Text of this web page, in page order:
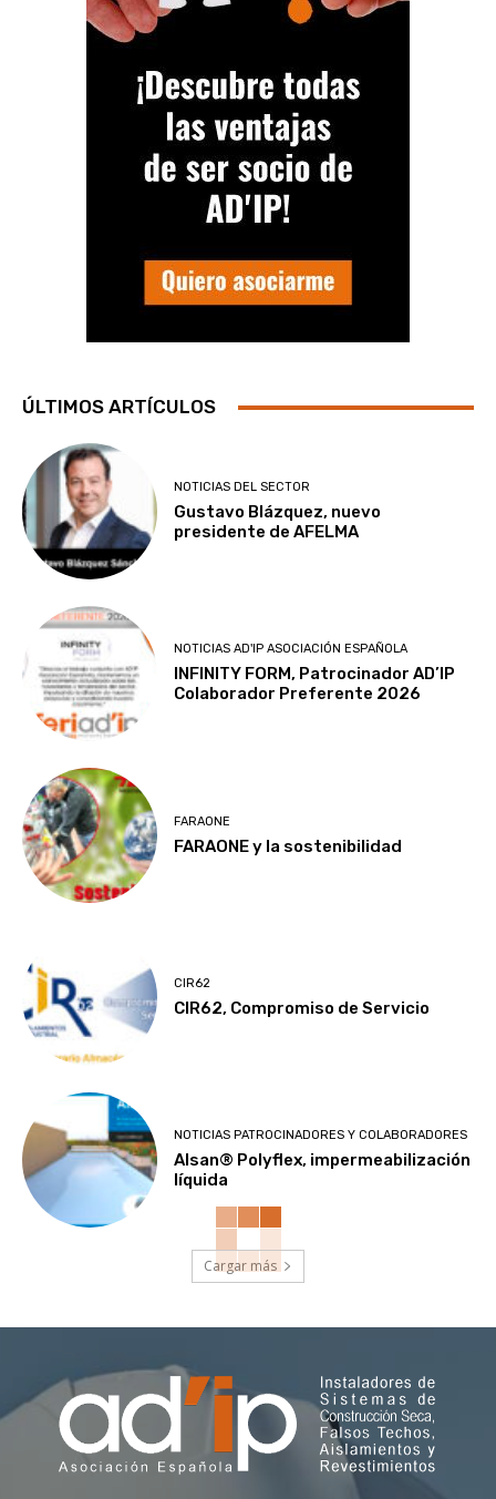
ÚLTIMOS ARTÍCULOS
NOTICIAS DEL SECTOR
Gustavo Blázquez, nuevo
presidente de AFELMA
NOTICIAS AD'IP ASOCIACIÓN ESPAÑOLA
INFINITY FORM, Patrocinador AD’IP
Colaborador Preferente 2026
FARAONE
FARAONE y la sostenibilidad
CIR62
CIR62, Compromiso de Servicio
NOTICIAS PATROCINADORES Y COLABORADORES
Alsan® Polyflex, impermeabilización
líquida
Cargar más